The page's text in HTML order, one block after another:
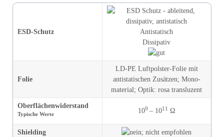
ESD-Schutz
Antistatisch
Dissipativ
Folie
LD-PE Luftpolster-Folie mit
antistatischen Zusätzen; Mono­
material;Optik:rosa transluzent
Oberflächen­widerstand
Typische Werte 109 – 1011 Ω
Shielding